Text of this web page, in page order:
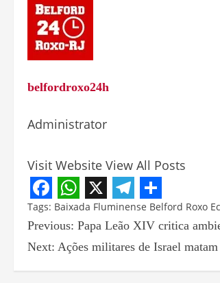
belfordroxo24h
Administrator
Visit Website View All Posts
Facebook
WhatsApp
X Telegram
Share
Tags: Baixada Fluminense Belford Roxo
Previous: Papa Leão XIV critica
Next: Ações militares de Israel